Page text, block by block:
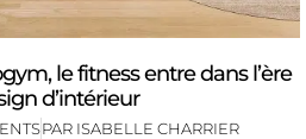
le fitness entre dans l’ère
d’intérieur
PAR ISABELLE CHARRIER